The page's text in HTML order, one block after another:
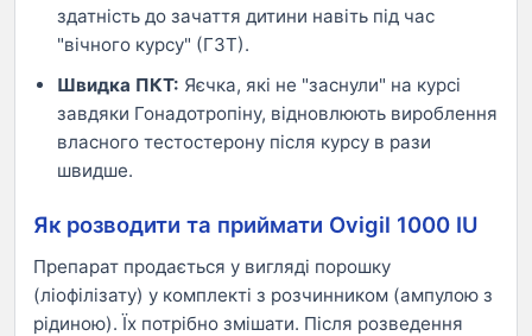
здатність до зачаття дитини навіть під час
"вічного курсу" (ГЗТ).
Швидка ПКТ: Яєчка, які не "заснули" на курсі
завдяки Гонадотропіну, відновлюють вироблення
власного тестостерону після курсу в рази
швидше.
Як розводити та приймати Ovigil 1000 IU
Препарат продається у вигляді порошку
(ліофілізату) у комплекті з розчинником (ампулою з
рідиною). Їх потрібно змішати. Після розведення